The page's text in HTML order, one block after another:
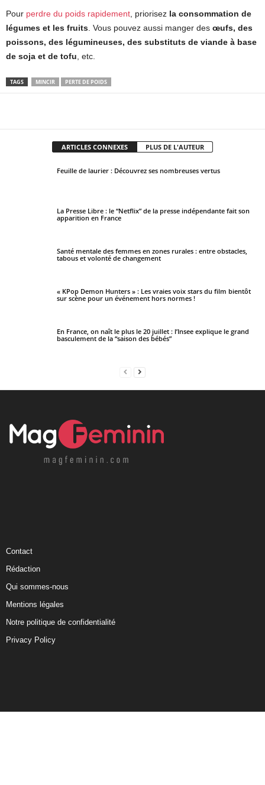
Pour perdre du poids rapidement , priorisez la consommation de
légumes et les fruits . Vous pouvez aussi manger des œufs, des
poissons, des légumineuses, des substituts de viande à base
de soja et de tofu , etc.
TAGS MINCIR PERTE DE POIDS
ARTICLES CONNEXES PLUS DE L'AUTEUR
Feuille de laurier : Découvrez ses nombreuses vertus
La Presse Libre : le “Netflix” de la presse indépendante fait son
apparition en France
Santé mentale des femmes en zones rurales : entre obstacles,
tabous et volonté de changement
« KPop Demon Hunters » : Les vraies voix stars du film bientôt
sur scène pour un événement hors normes !
En France, on naît le plus le 20 juillet : l’Insee explique le grand
basculement de la “saison des bébés”
Contact
Rédaction
Qui sommes-nous
Mentions légales
Notre politique de confidentialité
Privacy Policy